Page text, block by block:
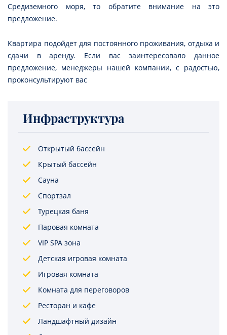
Средиземного моря, то обратите внимание на это
предложение.
Квартира подойдет для постоянного проживания, отдыха и
сдачи в аренду. Если вас заинтересовало данное
предложение, менеджеры нашей компании, с радостью,
проконсультируют вас
Инфраструктура
Открытый бассейн
Крытый бассейн
Сауна
Спортзал
Турецкая баня
Паровая комната
VIP SPA зона
Детская игровая комната
Игровая комната
Комната для переговоров
Ресторан и кафе
Ландшафтный дизайн